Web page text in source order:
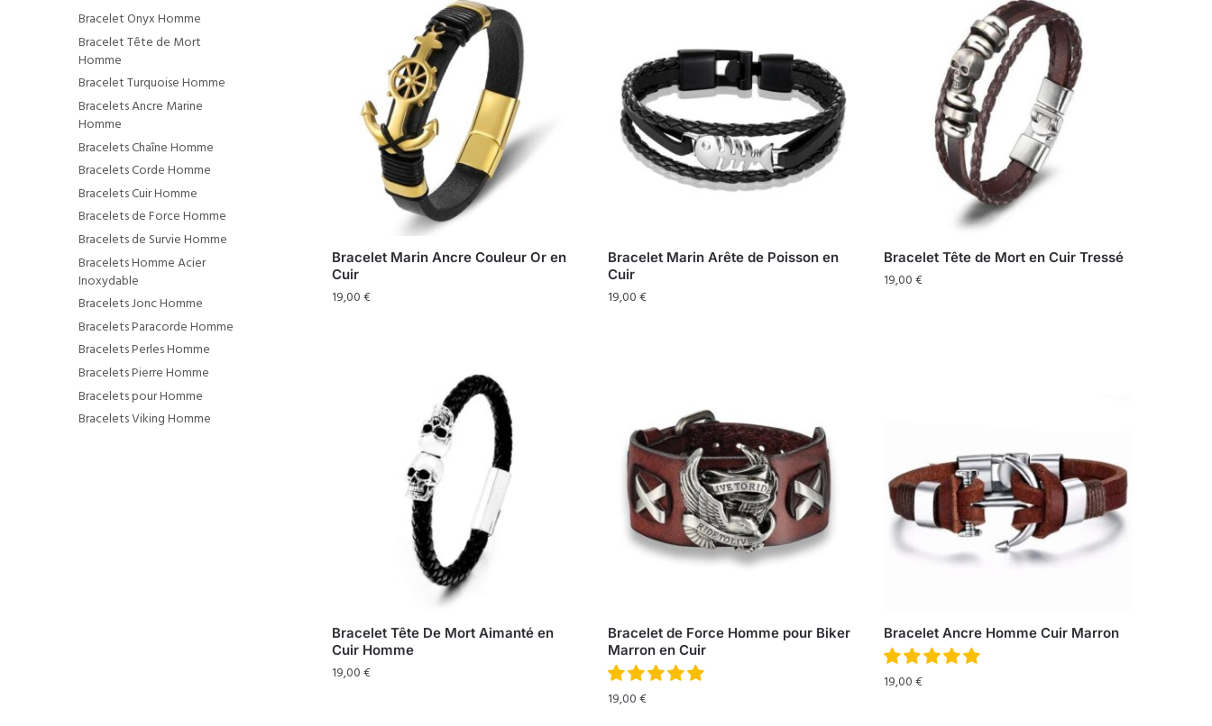
Bracelet Marin Ancre Couleur Or en
Cuir
19,00€
Bracelet Marin Arête de Poisson en
Cuir
19,00€
Bracelet Tête de Mort en Cuir Tressé
19,00€
Bracelet Tête De Mort Aimanté en
Cuir Homme
19,00€
Bracelet de Force Homme pour Biker
Marron en Cuir
19,00€
Bracelet Ancre Homme Cuir Marron
19,00€
Bracelet Onyx Homme
Bracelet Tête de Mort
Homme
Bracelet Turquoise Homme
Bracelets Ancre Marine
Homme
Bracelets Chaîne Homme
Bracelets Corde Homme
Bracelets Cuir Homme
Bracelets de Force Homme
Bracelets de Survie Homme
Bracelets Homme Acier
Inoxydable
Bracelets Jonc Homme
Bracelets Paracorde Homme
Bracelets Perles Homme
Bracelets Pierre Homme
Bracelets pour Homme
Bracelets Viking Homme